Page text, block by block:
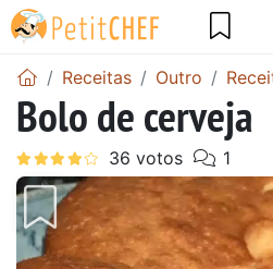
Receitas Outro
Bolo de cerveja